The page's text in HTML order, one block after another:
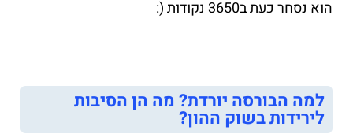
הוא נסחר כעת ב3650 נקודות (:
למה הבורסה יורדת? מה הן הסיבות
לירידות בשוק ההון?